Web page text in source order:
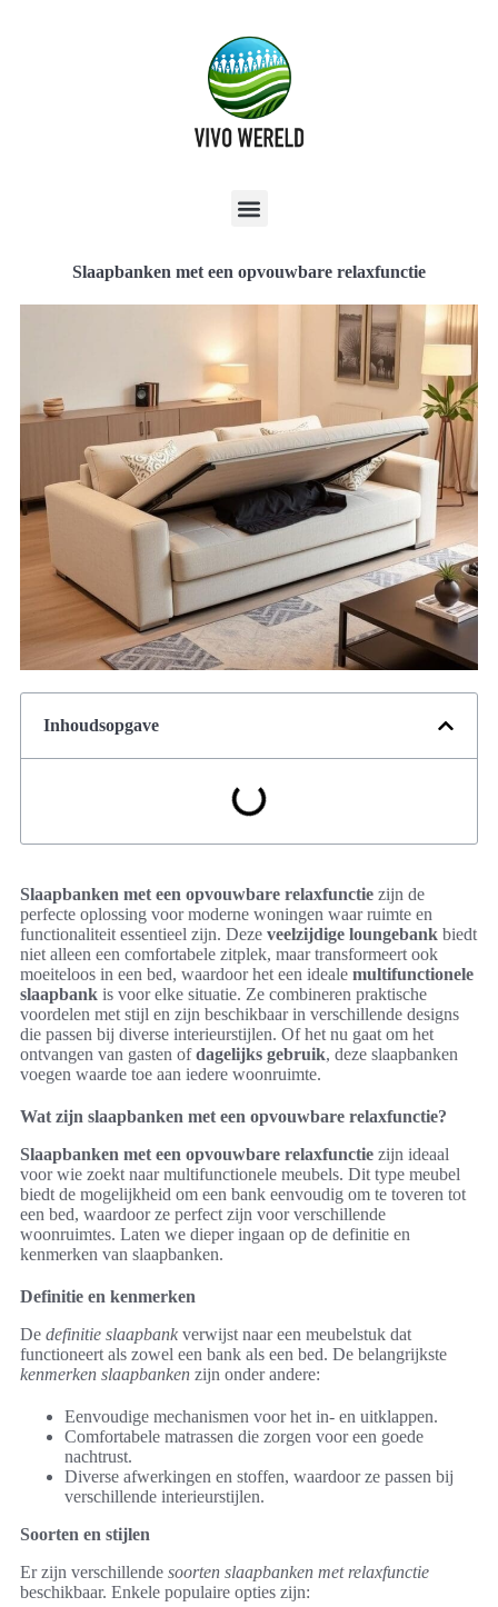
Slaapbanken met een opvouwbare relaxfunctie
Inhoudsopgave
Slaapbanken met een opvouwbare relaxfunctie zijn de
perfecte oplossing voor moderne woningen waar ruimte en
functionaliteit essentieel zijn. Deze veelzijdige loungebank biedt
niet alleen een comfortabele zitplek, maar transformeert ook
moeiteloos in een bed, waardoor het een ideale multifunctionele
slaapbank is voor elke situatie. Ze combineren praktische
voordelen met stijl en zijn beschikbaar in verschillende designs
die passen bij diverse interieurstijlen. Of het nu gaat om het
ontvangen van gasten ofdagelijks gebruik, deze slaapbanken
voegen waarde toe aan iedere woonruimte.
Wat zijn slaapbanken met een opvouwbare relaxfunctie?
Slaapbanken met een opvouwbare relaxfunctie zijn ideaal
voor wie zoekt naar multifunctionele meubels. Dit type meubel
biedt de mogelijkheid om een bank eenvoudig om te toveren tot
een bed, waardoor ze perfect zijn voor verschillende
woonruimtes. Laten we dieper ingaan op de definitie en
kenmerken van slaapbanken.
Definitie en kenmerken
De definitie slaapbank verwijst naar een meubelstuk dat
functioneert als zowel een bank als een bed. De belangrijkste
kenmerken slaapbanken zijn onder andere:
Eenvoudige mechanismen voor het in- en uitklappen.
Comfortabele matrassen die zorgen voor een goede
nachtrust.
Diverse afwerkingen en stoffen, waardoor ze passen bij
verschillende interieurstijlen.
Soorten en stijlen
Er zijn verschillende soorten slaapbanken met relaxfunctie
beschikbaar. Enkele populaire opties zijn: